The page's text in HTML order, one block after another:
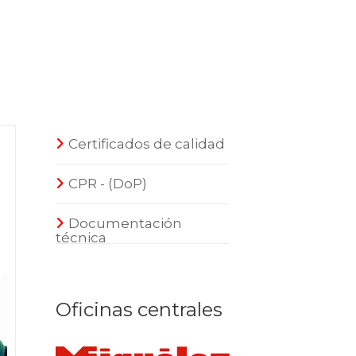
Certificados de calidad
CPR - (DoP)
Documentación
técnica
Oficinas centrales